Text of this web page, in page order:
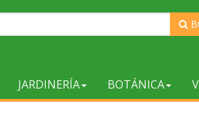
JARDINERÍA BOTÁNICA